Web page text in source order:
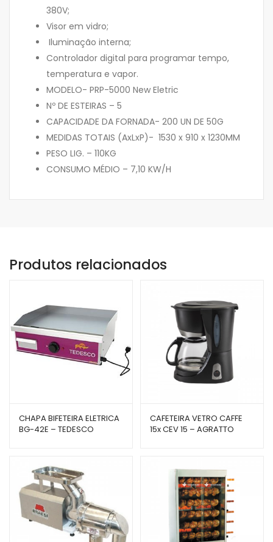
380V;
Visor em vidro;
Iluminação interna;
Controlador digital para programar tempo,
temperatura e vapor.
MODELO- PRP-5000 New Eletric
Nº DE ESTEIRAS – 5
CAPACIDADE DA FORNADA- 200 UN DE 50G
MEDIDAS TOTAIS (AxLxP)- 1530 x 910 x 1230MM
PESO LIG. – 110KG
CONSUMO MÉDIO – 7,10 KW/H
Produtos relacionados
CHAPA BIFETEIRA ELETRICA
BG-42E – TEDESCO
CAFETEIRA VETRO CAFFE
15x CEV 15 – AGRATTO